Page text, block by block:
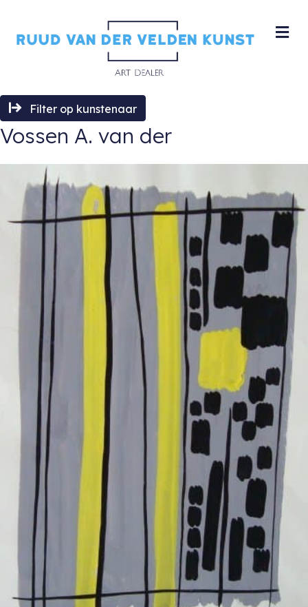
Filter op kunstenaar
Vossen A. van der